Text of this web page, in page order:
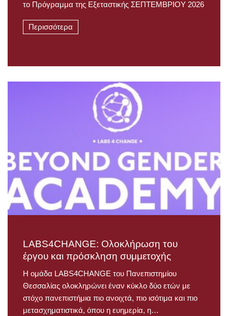
το Πρόγραμμα της Εξεταστικής ΣΕΠΤΕΜΒΡΙΟΥ 2026
Περισσότερα
LABS4CHANGE: Ολοκλήρωση του
έργου και πρόσκληση συμμετοχής
Η ομάδα LABS4CHANGE του Πανεπιστημίου
Θεσσαλίας ολοκληρώνει έναν κύκλο δύο ετών με
στόχο πανεπιστήμια πιο ανοιχτά, πιο ισότιμα και πιο
μετασχηματιστικά, όπου η ευημερία, η…